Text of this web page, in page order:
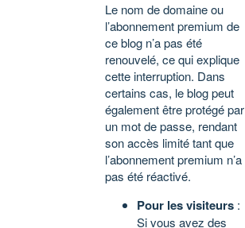
Le nom de domaine ou
l’abonnement premium de
ce blog n’a pas été
renouvelé, ce qui explique
cette interruption. Dans
certains cas, le blog peut
également être protégé par
un mot de passe, rendant
son accès limité tant que
l’abonnement premium n’a
pas été réactivé.
Pour les visiteurs :
Si vous avez des